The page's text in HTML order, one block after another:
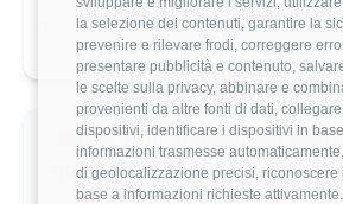
la selezione dei contenuti, garantire la
prevenire e rilevare frodi, correggere
presentare pubblicità e contenuto,
le scelte sulla privacy, abbinare e
provenienti da altre fonti di dati,
dispositivi, identificare i dispositivi in
informazioni trasmesse
di geolocalizzazione precisi, riconoscere
base a informazioni richieste
Bonus Annuale
Valutazione dettagliata
questo utente